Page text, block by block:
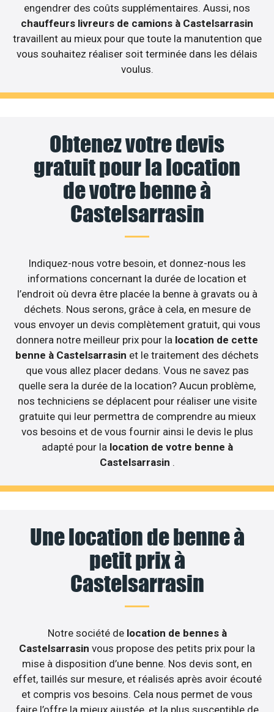
engendrer des coûts supplémentaires. Aussi, nos
chauffeurs livreurs de camions à Castelsarrasin
travaillent au mieux pour que toute la manutention que
vous souhaitez réaliser soit terminée dans les délais
voulus.
Obtenez votre devis
gratuit pour la location
de votre benne à
Castelsarrasin
Indiquez-nous votre besoin, et donnez-nous les
informations concernant la durée de location et
l’endroit où devra être placée la benne à gravats ou à
déchets. Nous serons, grâce à cela, en mesure de
vous envoyer un devis complètement gratuit, qui vous
donnera notre meilleur prix pour la location de cette
benne à Castelsarrasin et le traitement des déchets
que vous allez placer dedans. Vous ne savez pas
quelle sera la durée de la location? Aucun problème,
nos techniciens se déplacent pour réaliser une visite
gratuite qui leur permettra de comprendre au mieux
vos besoins et de vous fournir ainsi le devis le plus
adapté pour la location de votre benne à
Castelsarrasin .
Une location de benne à
petit prix à
Castelsarrasin
Notre société de location de bennes à
Castelsarrasin vous propose des petits prix pour la
mise à disposition d’une benne. Nos devis sont, en
effet, taillés sur mesure, et réalisés après avoir écouté
et compris vos besoins. Cela nous permet de vous